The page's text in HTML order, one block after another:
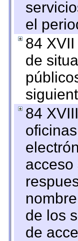
el
84
de
84
acceso
de los
de